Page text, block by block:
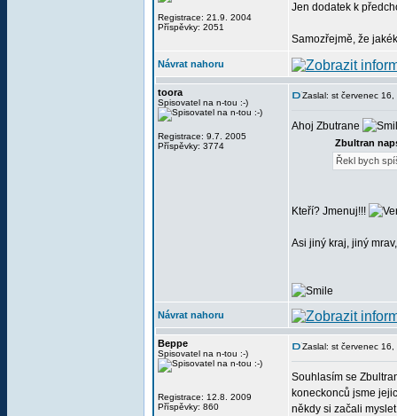
Registrace: 21.9. 2004
Příspěvky: 2051
Jen dodatek k
Samozřejmě, že
Návrat nahoru
toora
Spisovatel na n-tou :-)
Registrace: 9.7. 2005
Příspěvky: 3774
Zaslal: st červenec
Ahoj Zbutrane
Zbultran
Řekl bych
Kteří? Jmenuj!!!
Asi jiný kraj, jiný
Návrat nahoru
Beppe
Spisovatel na n-tou :-)
Registrace: 12.8. 2009
Příspěvky: 860
Zaslal: st červenec
Souhlasím se
koneckonců jsme
někdy si začali